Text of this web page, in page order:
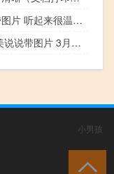
写给自己的晚安说说带图片 听起来很温暖的励志晚安句子
2019四月你好微信唯美说说带图片 3月再见4月你好心情短语
小男孩